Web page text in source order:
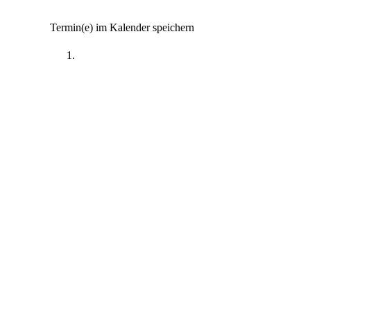
Termin(e) im Kalender speichern